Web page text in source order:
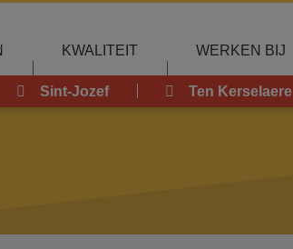
KWALITEIT WERKEN BIJ
Sint-Jozef Ten Kerselaere